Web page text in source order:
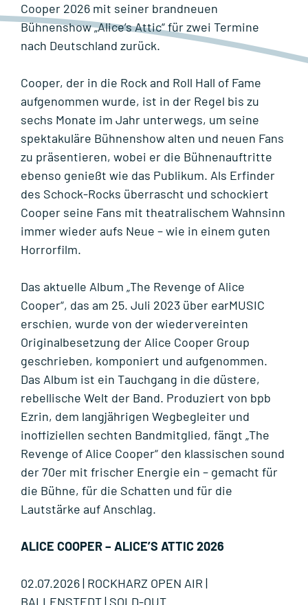
Cooper 2026 mit seiner brandneuen
Bühnenshow „Alice’s Attic“ für zwei Termine
nach Deutschland zurück.
Cooper, der in die Rock and Roll Hall of Fame
aufgenommen wurde, ist in der Regel bis zu
sechs Monate im Jahr unterwegs, um seine
spektakuläre Bühnenshow alten und neuen Fans
zu präsentieren, wobei er die Bühnenauftritte
ebenso genießt wie das Publikum. Als Erfinder
des Schock-Rocks überrascht und schockiert
Cooper seine Fans mit theatralischem Wahnsinn
immer wieder aufs Neue – wie in einem guten
Horrorfilm.
Das aktuelle Album „The Revenge of Alice
Cooper“, das am 25. Juli 2023 über earMUSIC
erschien, wurde von der wiedervereinten
Originalbesetzung der Alice Cooper Group
geschrieben, komponiert und aufgenommen.
Das Album ist ein Tauchgang in die düstere,
rebellische Welt der Band. Produziert von bpb
Ezrin, dem langjährigen Wegbegleiter und
inoffiziellen sechten Bandmitglied, fängt „The
Revenge of Alice Cooper“ den klassischen sound
der 70er mit frischer Energie ein – gemacht für
die Bühne, für die Schatten und für die
Lautstärke auf Anschlag.
ALICE COOPER – ALICE’S ATTIC 2026
02.07.2026 | ROCKHARZ OPEN AIR |
BALLENSTEDT | SOLD-OUT